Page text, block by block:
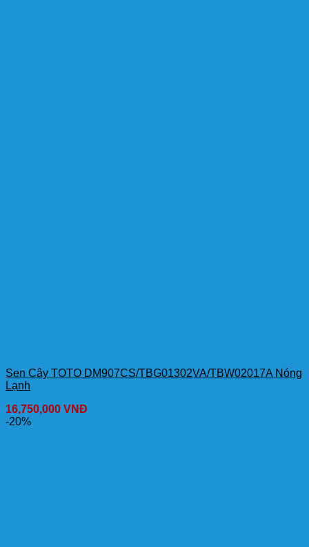
Sen Cây TOTO DM907CS/TBG01302VA/TBW02017A Nóng
Lạnh
16,750,000 VNĐ
-20%